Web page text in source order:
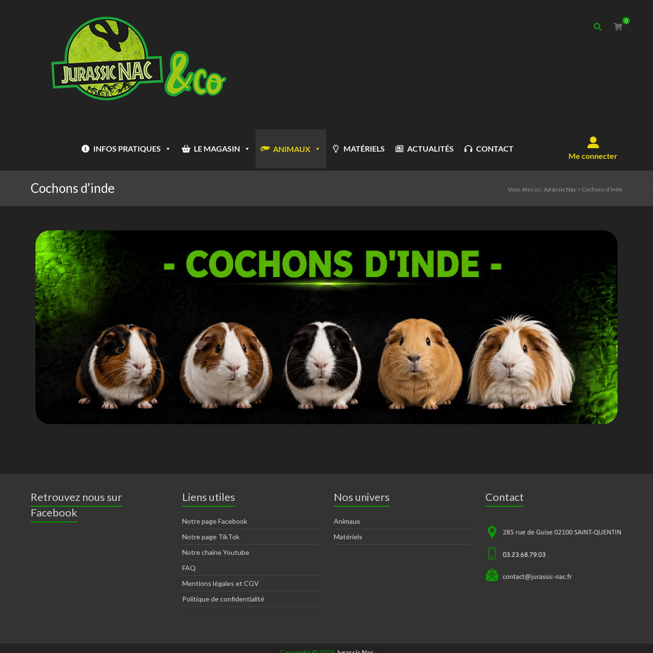
0
Me connecter
INFOS PRATIQUES LE MAGASIN ANIMAUX MATÉRIELS ACTUALITÉS CONTACT
Cochons d’inde Vous êtes ici : Jurassic Nac > Cochons d’inde
Retrouvez nous sur
Facebook
Liens utiles
Notre page Facebook
Notre page TikTok
Notre chaîne Youtube
FAQ
Mentions légales et CGV
Politique de confidentialité
Nos univers
Animaux
Matériels
Contact